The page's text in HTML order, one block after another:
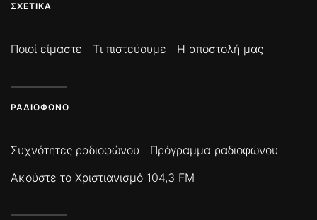
ΣΧΕΤΙΚΆ
Ποιοί είμαστε Τι πιστεύουμε Η αποστολή μας
ΡΑΔΙΌΦΩΝΟ
Συχνότητες ραδιοφώνου
Πρόγραμμα ραδιοφώνου
Ακούστε το Χριστιανισμό 104,3 FM